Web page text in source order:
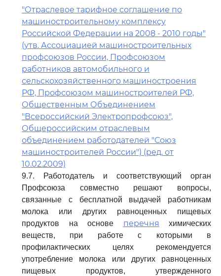
"Отраслевое тарифное соглашение по
машиностроительному комплексу
Российской Федерации на 2008 - 2010 годы"
(утв. Ассоциацией машиностроительных
профсоюзов России, Профсоюзом
работников автомобильного и
сельскохозяйственного машиностроения
РФ, Профсоюзом машиностроителей РФ,
Общественным Объединением
"Всероссийский Электропрофсоюз",
Общероссийским отраслевым
объединением работодателей "Союз
машиностроителей России") (ред. от
10.02.2009)
9.7. Работодатель и соответствующий орган
Профсоюза совместно решают вопросы,
связанные с бесплатной выдачей работникам
молока или других равноценных пищевых
продуктов на основе перечня химических
веществ, при работе с которыми в
профилактических целях рекомендуется
употребление молока или других равноценных
пищевых продуктов, утвержденного